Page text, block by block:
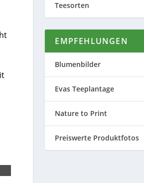
Teesorten
EMPFEHLUNGEN
Blumenbilder
Evas Teeplantage
Nature to Print
Preiswerte Produktfotos